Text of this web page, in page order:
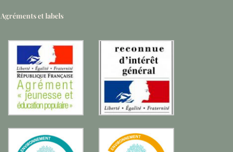
Agréments et labels